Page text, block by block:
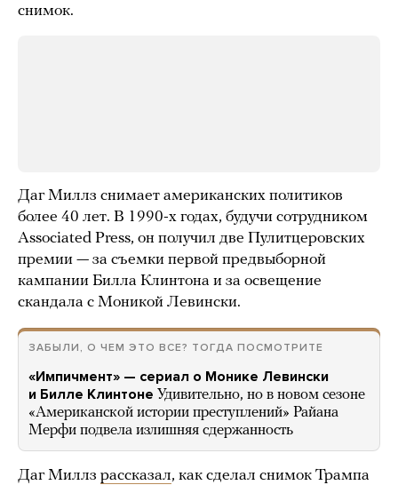
снимок.
Даг Миллз снимает американских политиков
более 40 лет. В 1990-х годах, будучи сотрудником
Associated Press, он получил две Пулитцеровских
премии — за съемки первой предвыборной
кампании Билла Клинтона и за освещение
скандала с Моникой Левински.
ЗАБЫЛИ, О ЧЕМ ЭТО ВСЕ? ТОГДА ПОСМОТРИТЕ
«Импичмент» — сериал о Монике Левински
и Билле Клинтоне Удивительно, но в новом сезоне
«Американской истории преступлений» Райана
Мерфи подвела излишняя сдержанность
Даг Миллз рассказал, как сделал снимок Трампа